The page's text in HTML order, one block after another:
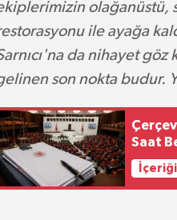
olağanüstü,
ile ayağa
da nihayet
son nokta budur.
Saat